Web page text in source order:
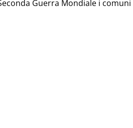
Guerra Mondiale i